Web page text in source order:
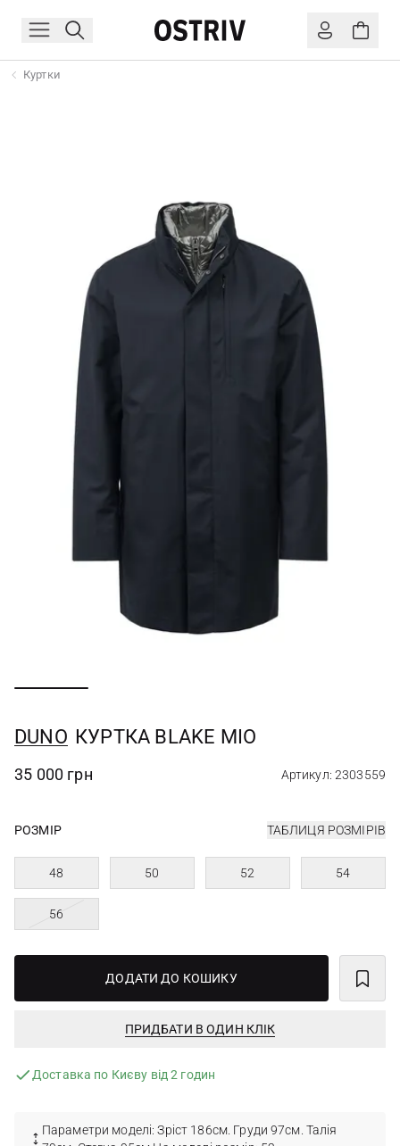
Куртки
DUNO КУРТКА BLAKE MIO
35 000 грн Артикул: 2303559
РОЗМІР ТАБЛИЦЯ РОЗМІРІВ
48 50 52 54
56
ДОДАТИ ДО КОШИКУ
ПРИДБАТИ В ОДИН КЛІК
Доставка по Києву від 2 годин
Параметри моделі: Зріст 186см. Груди 97см. Талія